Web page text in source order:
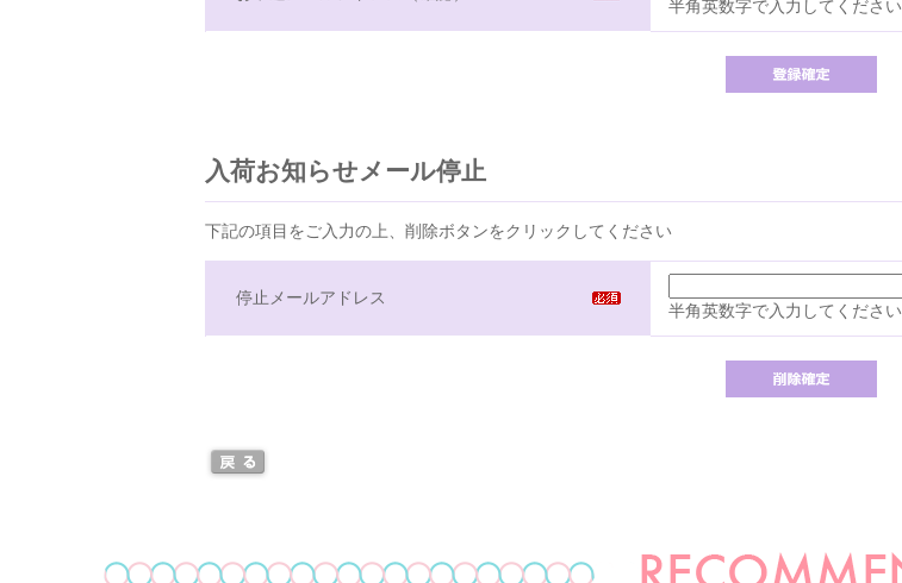
半角英数字で入力してください
入荷お知らせメール停止
下記の項目をご入力の上、削除ボタンをクリックしてください
停止メールアドレス
半角英数字で入力してください